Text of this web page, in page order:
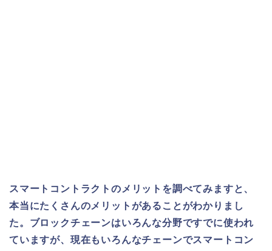
スマートコントラクトのメリットを調べてみますと、
本当にたくさんのメリットがあることがわかりまし
た。ブロックチェーンはいろんな分野ですでに使われ
ていますが、現在もいろんなチェーンでスマートコン